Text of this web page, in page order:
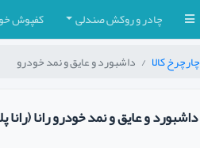
چادر و روکش صندلی کفپوش
چارچرخ کالا داشبورد و عایق و نمد خودرو
داشبورد و عایق و نمد خودرو رانا (رانا